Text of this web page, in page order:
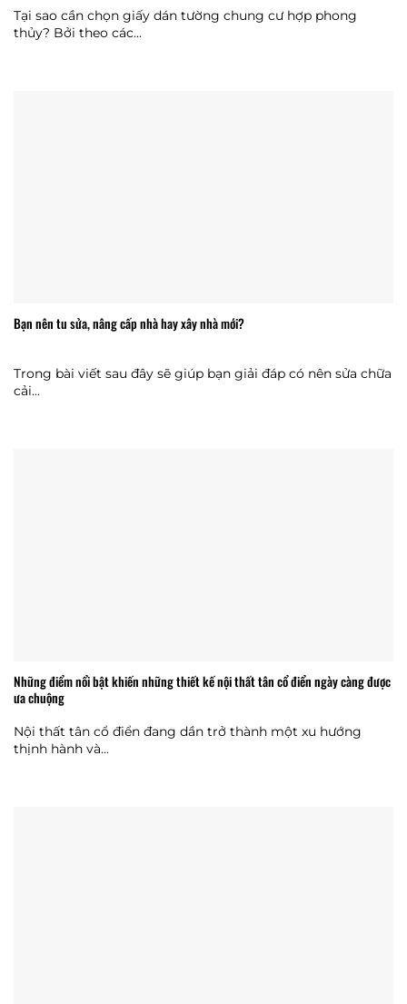
Tại sao cần chọn giấy dán tường chung cư hợp phong
thủy? Bởi theo các...
Bạn nên tu sửa, nâng cấp nhà hay xây nhà mới?
Trong bài viết sau đây sẽ giúp bạn giải đáp có nên sửa chữa
cải...
Những điểm nổi bật khiến những thiết kế nội thất tân cổ điển ngày càng được
ưa chuộng
Nội thất tân cổ điển đang dần trở thành một xu hướng
thịnh hành và...